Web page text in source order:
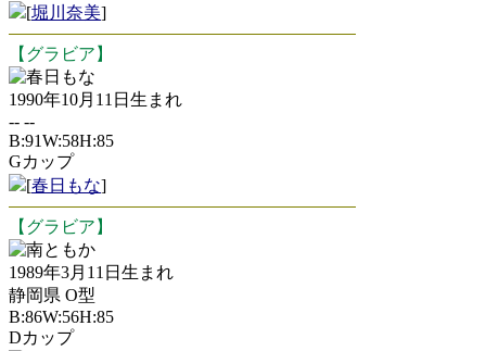
[堀川奈美]
【グラビア】
春日もな
1990年10月11日生まれ
-- --
B:91W:58H:85
Gカップ
[春日もな]
【グラビア】
南ともか
1989年3月11日生まれ
静岡県 O型
B:86W:56H:85
Dカップ